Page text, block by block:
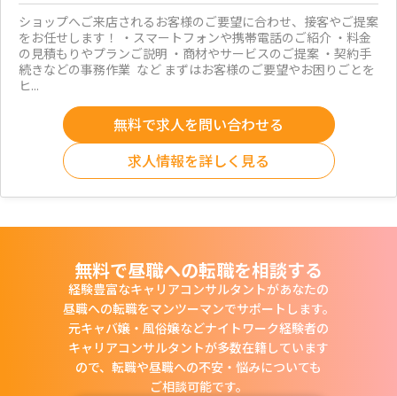
ショップへご来店されるお客様のご要望に合わせ、接客やご提案
をお任せします！ ・スマートフォンや携帯電話のご紹介 ・料金
の見積もりやプランご説明 ・商材やサービスのご提案 ・契約手
続きなどの事務作業 など まずはお客様のご要望やお困りごとを
ヒ...
無料で求人を問い合わせる
求人情報を詳しく見る
無料で昼職への転職を相談する
経験豊富なキャリアコンサルタントがあなたの
昼職への転職をマンツーマンでサポートします。
元キャバ嬢・風俗嬢などナイトワーク経験者の
キャリアコンサルタントが多数在籍しています
ので、 転職や昼職への不安・悩みについても
ご相談可能です。